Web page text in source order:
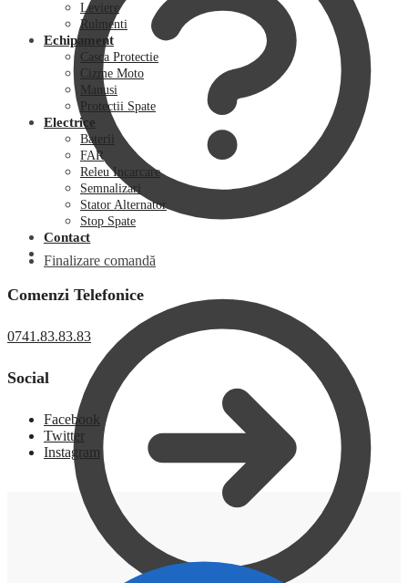
Finalizare comandă
Leviere
Rulmenti
Echipament
Casca Protectie
Cizme Moto
Manusi
Protectii Spate
Electrice
Baterii
FAR
Releu Incarcare
Semnalizari
Stator Alternator
Stop Spate
Contact
Comenzi Telefonice
0741.83.83.83
Social
Facebook
Twitter
Instagram